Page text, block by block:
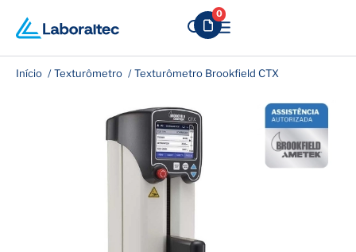
0
Início Texturômetro Texturômetro Brookfield CTX